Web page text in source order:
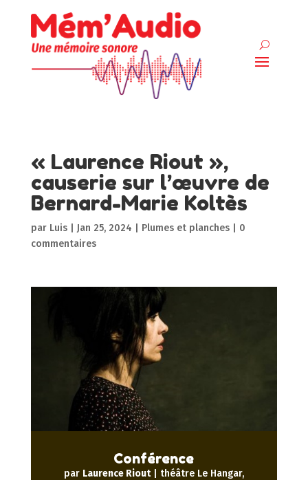
« Laurence Riout »,
causerie sur l’œuvre de
Bernard-Marie Koltès
par Luis| Jan 25, 2024 Plumes et planches| 0
commentaires
Conférence
par Laurence Riout| théâtre Le Hangar,